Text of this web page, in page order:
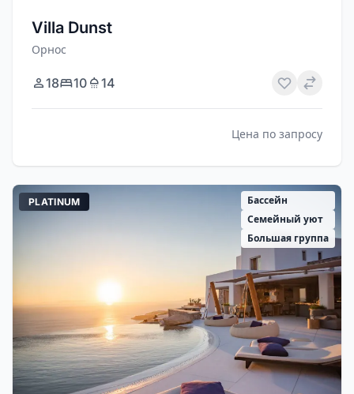
Villa Dunst
Орнос
18 10 14
Цена по запросу
PLATINUM
Бассейн
Семейный уют
Большая группа